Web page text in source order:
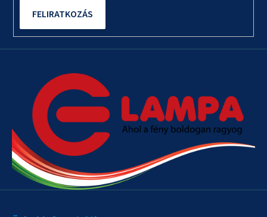
FELIRATKOZÁS